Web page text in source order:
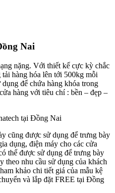
Nai
nặng. Với thiết kế cực kỳ chắc
hàng hóa lên tới 500kg mỗi
để chứa hàng khóa trong
hàng với tiêu chí : bền – đẹp –
cũng được sử dụng để trưng bày
dụng, điện máy cho các cửa
thể được sử dụng để trưng bày
theo nhu cầu sử dụng của khách
khảo chi tiết giá của mẫu kệ
và lắp đặt FREE tại Đồng